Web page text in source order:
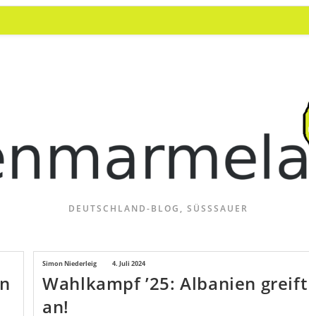
DEUTSCHLAND-BLOG, SÜSSSAUER
Beitrags-
Autor:
Simon Niederleig
Beitrag
veröffentlicht:
4. Juli 2024
Wahlkampf ’25: Albanien greift
an!